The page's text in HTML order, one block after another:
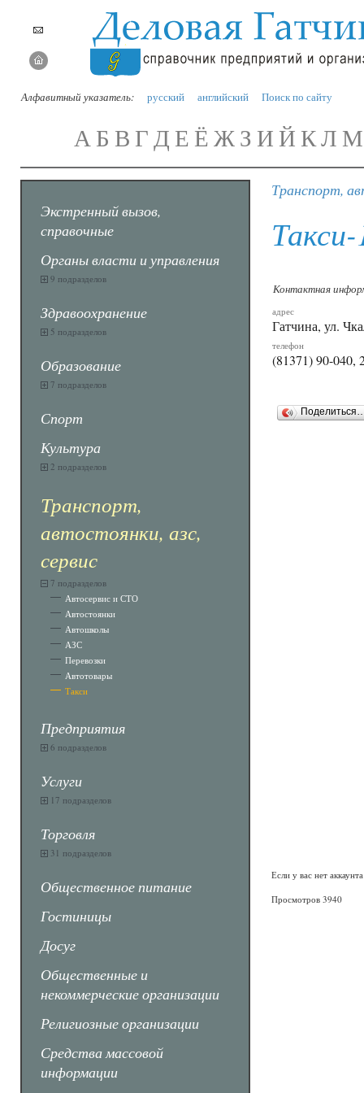
Алфавитный указатель: русский английский Поиск по сайту
АБ В ГД Е ЁЖЗ И Й КЛ М
Экстренный вызов,
справочные
Органы власти и управления
9 подразделов
Здравоохранение
5 подразделов
Образование
7 подразделов
Спорт
Культура
2 подразделов
Транспорт,
автостоянки, азс,
сервис
7 подразделов
Автосервис и СТО
Автостоянки
Автошколы
АЗС
Перевозки
Автотовары
Такси
Предприятия
6 подразделов
Услуги
17 подразделов
Торговля
31 подразделов
Общественное питание
Гостиницы
Досуг
Общественные и
некоммерческие организации
Религиозные организации
Средства массовой
информации
Транспорт,
Контактная
адрес
Гатчина, ул.
телефон
(81371) 90-040,
Если у вас нет
Просмотров 3940